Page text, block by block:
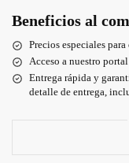
Beneficios al
Precios especiales
Acceso a nuestro
Entrega rápida y
detalle de entrega,